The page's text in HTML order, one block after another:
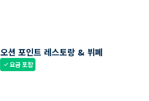
오션 포인트 레스토랑 & 뷔페
check요금 포함